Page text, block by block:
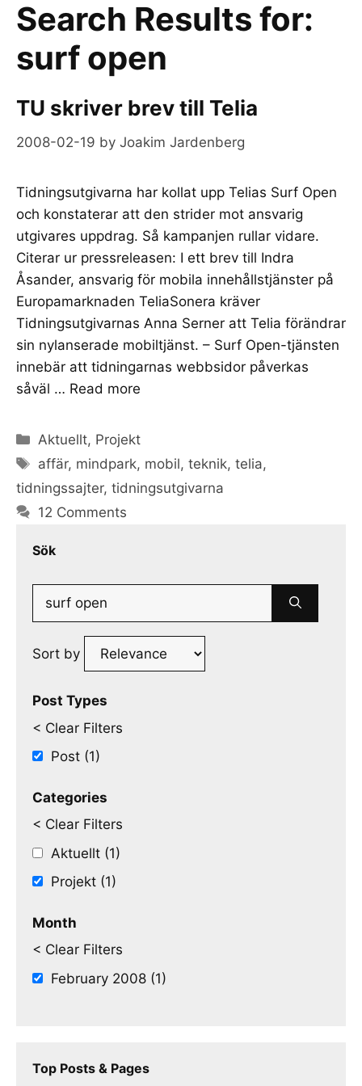
Search Results for:
surf open
TU skriver brev till Telia
2008-02-19 by Joakim Jardenberg
Tidningsutgivarna har kollat upp Telias Surf Open
och konstaterar att den strider mot ansvarig
utgivares uppdrag. Så kampanjen rullar vidare.
Citerar ur pressreleasen: I ett brev till Indra
Åsander, ansvarig för mobila innehållstjänster på
Europamarknaden TeliaSonera kräver
Tidningsutgivarnas Anna Serner att Telia förändrar
sin nylanserade mobiltjänst. – Surf Open-tjänsten
innebär att tidningarnas webbsidor påverkas
såväl … Read more
Categories
Aktuellt, Projekt
Tags
affär, mindpark, mobil,teknik,telia,
tidningssajter, tidningsutgivarna
12 Comments
Sök
Search
Sort by
Post Types
< Clear Filters
Post (1)
Categories
< Clear Filters
Aktuellt (1)
Projekt (1)
Month
< Clear Filters
February 2008 (1)
Top Posts & Pages